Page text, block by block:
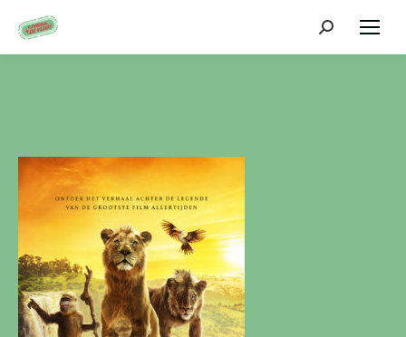
Zoeken: